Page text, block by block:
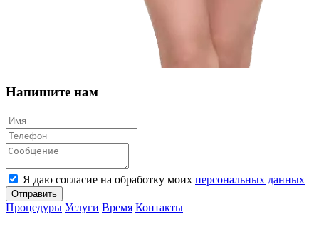
Напишите нам
Я даю согласие на обработку моих персональных данных
Отправить
Процедуры Услуги Время Контакты